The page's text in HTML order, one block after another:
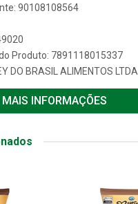
90108108564
Produto: 7891118015337
DO BRASIL ALIMENTOS LTDA
MAIS INFORMAÇÕES